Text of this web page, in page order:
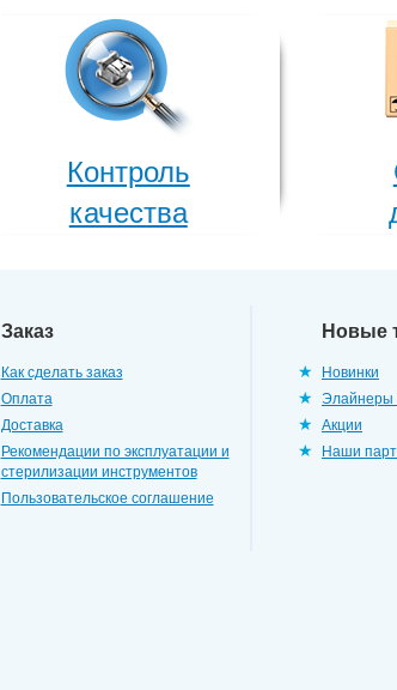
Контроль
качества
Заказ
Как сделать заказ
Оплата
Доставка
Рекомендации по эксплуатации и
стерилизации инструментов
Пользовательское соглашение
Новые
Новинки
Элайнеры
Акции
Наши